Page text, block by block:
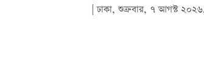
| ঢাকা, শুক্রবার, ৭ আগস্ট